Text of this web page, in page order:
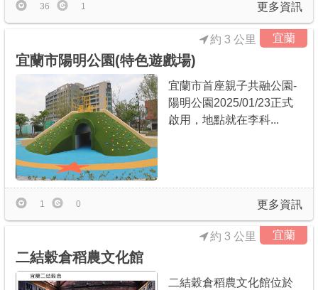
更多資訊
36 1
宜蘭
約 3 公里
宜蘭市陽明公園(特色遊戲場)
宜蘭市首座親子共融公園-
陽明公園2025/01/23正式
啟用，地點就在李科...
更多資訊
1 0
宜蘭
約 3 公里
二結穀倉稻農文化館
二結穀倉稻農文化館位於